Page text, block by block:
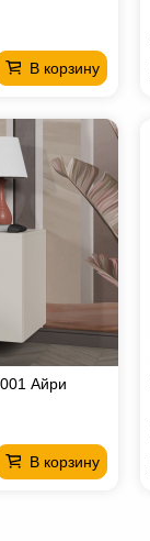
В корзину
Айри
В корзину